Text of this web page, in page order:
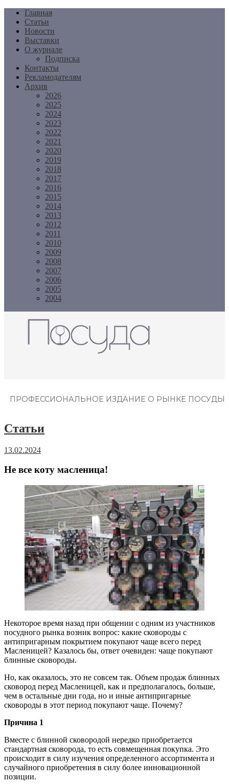
Перейти
содержимому
Главная
Статьи
Новости
Выставки
О журнале
Подписка
Контакты
Рекламодателям
Архив
2026
2025
2024
2023
2022
2021
2020
2019
2018
2017
2016
2015
2014
2013
2012
2011
2010
2009
2008
2007
2006
2005
2004
ПРОФЕССИОНАЛЬНОЕ ИЗДАНИЕ О РЫНКЕ ПОСУДЫ
Статьи
13.02.2024
Не все коту масленица!
Некоторое время назад при общении с одним из участников
посудного рынка возник вопрос: какие сковороды с
антипригарным покрытием покупают чаще всего перед
Масленицей? Казалось бы, ответ очевиден: чаще покупают
блинные сковороды.
Но, как оказалось, это не совсем так. Объем продаж блинных
сковород перед Масленицей, как и предполагалось, больше,
чем в остальные дни года, но и иные антипригарные
сковороды в этот период покупают чаще. Почему?
Причина 1
Вместе с блинной сковородой нередко приобретается
стандартная сковорода, то есть совмещенная покупка. Это
происходит в силу изучения определенного ассортимента и
случайного приобретения в силу более инновационной
позиции.